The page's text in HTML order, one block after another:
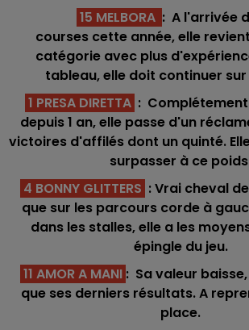
15 MELBORA : A l'arrivée
courses cette année, elle
catégorie avec plus
tableau, elle doit continuer
1 PRESA DIRETTA :
depuis 1 an, elle passe d'un
victoires d'affilés dont un quinté.
surpasser à ce
4 BONNY GLITTERS : Vrai cheval
que sur les parcours corde à
dans les stalles, elle a les
épingle du jeu.
11 AMOR A MANI : Sa valeur
que ses derniers résultats. A
place.